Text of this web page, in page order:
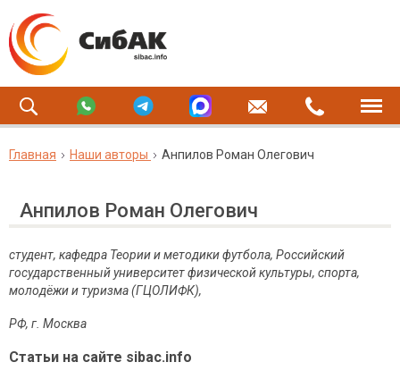
Главная Наши авторы Анпилов Роман Олегович
Анпилов Роман Олегович
студент, кафедра Теории и методики футбола, Российский
государственный университет физической культуры, спорта,
молодёжи и туризма (ГЦОЛИФК),
РФ, г. Москва
Статьи на сайте sibac.info